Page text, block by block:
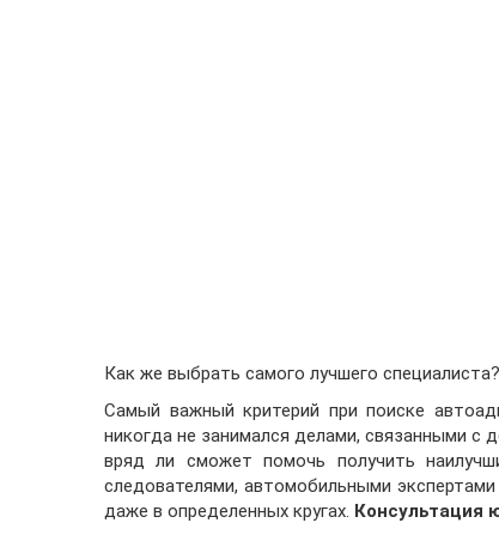
Как же выбрать самого лучшего специалиста?
Самый важный критерий при поиске
никогда не занимался делами, связанными с
вряд ли сможет помочь получить
следователями, автомобильными
даже в определенных кругах. Консультация